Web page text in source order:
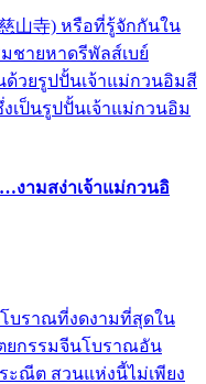
慈山寺) หรือที่รู้จักกันใน
ชายหาดรีพัลส์เบย์
นด้วยรูปปั้นเจ้าแม่กวนอิมสี
เป็นรูปปั้นเจ้าแม่กวนอิม
…งามสง่าเจ้าแม่กวนอิ
บราณที่งดงามที่สุดใน
ตยกรรมจีนโบราณอัน
ะณีต สวนแห่งนี้ไม่เพียง